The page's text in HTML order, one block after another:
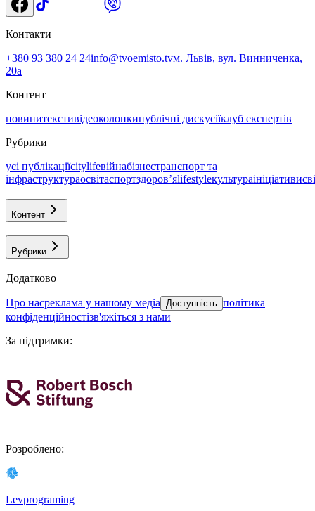
Контакти
+380 93 380 24 24info@tvoemisto.tvм. Львів, вул. Винниченка,
20а
Контент
новинитекстивідеоколонкипублічні дискусіїклуб експертів
Рубрики
усі публікаціїcitylifeвійнабізнестранспорт та
інфраструктураосвітаспортздоровʼяlifestyleкультураініціативи
Контент
Рубрики
Додатково
про насреклама у нашому медіа Доступність політика
конфіденційностізв'яжіться з нами
За підтримки:
Розроблено:
Levprograming